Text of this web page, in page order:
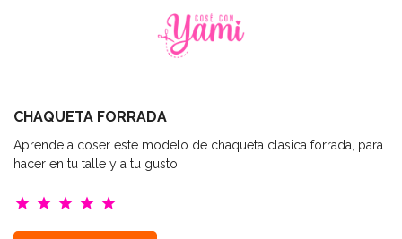
CHAQUETA FORRADA
Aprende a coser este modelo de chaqueta clasica forrada, para
hacer en tu talle y a tu gusto.
star star star star star